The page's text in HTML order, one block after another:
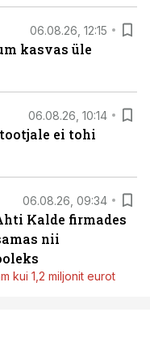
06.08.26, 12:15
kasvas üle
06.08.26, 10:14
ei tohi
06.08.26, 09:34
Kalde firmades
nii
kui 1,2 miljonit eurot